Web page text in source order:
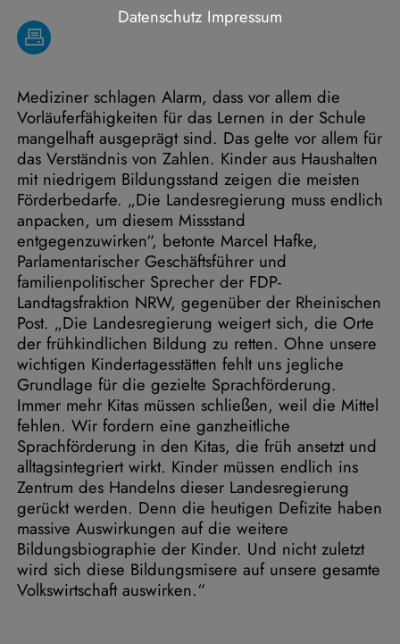
Mediziner schlagen Alarm, dass vor allem die
Vorläuferfähigkeiten für das Lernen in der Schule
mangelhaft ausgeprägt sind. Das gelte vor allem für
das Verständnis von Zahlen. Kinder aus Haushalten
mit niedrigem Bildungsstand zeigen die meisten
Förderbedarfe. „Die Landesregierung muss endlich
anpacken, um diesem Missstand
entgegenzuwirken“, betonte Marcel Hafke,
Parlamentarischer Geschäftsführer und
familienpolitischer Sprecher der FDP-
Landtagsfraktion NRW, gegenüber der Rheinischen
Post. „Die Landesregierung weigert sich, die Orte
der frühkindlichen Bildung zu retten. Ohne unsere
wichtigen Kindertagesstätten fehlt uns jegliche
Grundlage für die gezielte Sprachförderung.
Immer mehr Kitas müssen schließen, weil die Mittel
fehlen. Wir fordern eine ganzheitliche
Sprachförderung in den Kitas, die früh ansetzt und
alltagsintegriert wirkt. Kinder müssen endlich ins
Zentrum des Handelns dieser Landesregierung
gerückt werden. Denn die heutigen Defizite haben
massive Auswirkungen auf die weitere
Bildungsbiographie der Kinder. Und nicht zuletzt
wird sich diese Bildungsmisere auf unsere gesamte
Volkswirtschaft auswirken.“
Datenschutz Impressum